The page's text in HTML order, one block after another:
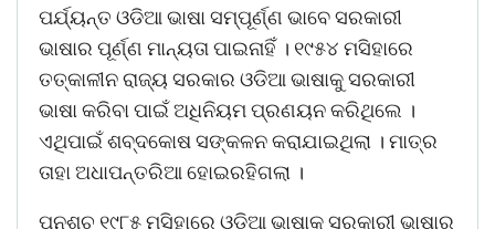
ପର୍ଯ୍ୟନ୍ତ ଓଡିଆ ଭାଷା ସମ୍ପୂର୍ଣ୍ଣ ଭାବେ ସରକାରୀ
ଭାଷାର ପୂର୍ଣ୍ଣ ମାନ୍ୟତା ପାଇନାହିଁ । ୧୯୫୪ ମସିହାରେ
ତତ୍କାଳୀନ ରାଜ୍ୟ ସରକାର ଓଡିଆ ଭାଷାକୁ ସରକାରୀ
ଭାଷା କରିବା ପାଇଁ ଅଧିନିୟମ ପ୍ରଣୟନ କରିଥିଲେ ।
ଏଥିପାଇଁ ଶବ୍ଦକୋଷ ସଙ୍କଳନ କରାଯାଇଥିଲା । ମାତ୍ର
ତାହା ଅଧାପନ୍ତରିଆ ହୋଇରହିଗଲା ।
ପୁନଶ୍ଚ ୧୯୮୫ ମସିହାରେ ଓଡିଆ ଭାଷାକୁ ସରକାରୀ ଭାଷାର